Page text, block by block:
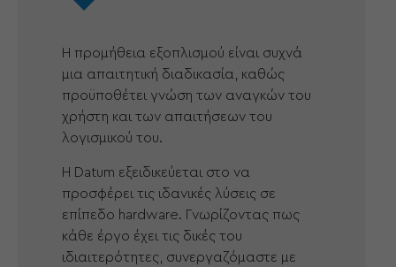
Η προμήθεια εξοπλισμού είναι συχνά
μια απαιτητική διαδικασία, καθώς
προϋποθέτει γνώση των αναγκών του
χρήστη και των απαιτήσεων του
λογισμικού του.
Η Datum εξειδικεύεται στο να
προσφέρει τις ιδανικές λύσεις σε
επίπεδο hardware. Γνωρίζοντας πως
κάθε έργο έχει τις δικές του
ιδιαιτερότητες, συνεργαζόμαστε με